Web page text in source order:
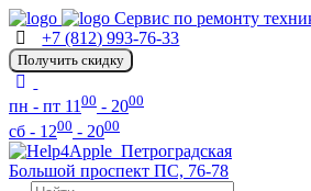
Сервис по ремонту
+7 (812) 993-76-33
Получить скидку
пн - пт 11 00 - 2000
сб - 1200 - 2000
Петроградская
Большой проспект ПС, 76-78